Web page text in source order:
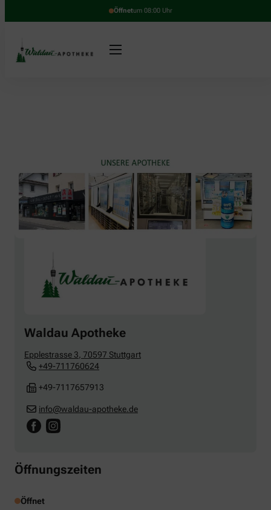
Öffnetum 08:00 Uhr
Waldau Apotheke
Epplestrasse 3, 70597 Stuttgart
+49-711760624
+49-7117657913
info@waldau-apotheke.de
Öffnungszeiten
Öffnet